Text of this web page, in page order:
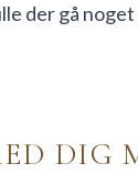
der gå
DIG